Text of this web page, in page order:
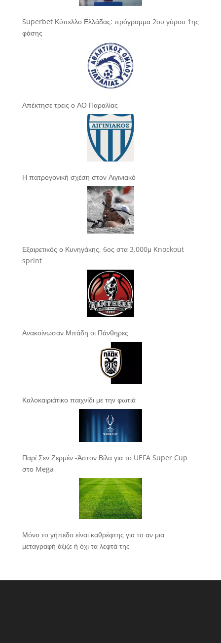
Superbet Κύπελλο Ελλάδας: πρόγραμμα 2ου γύρου 1ης
φάσης
Απέκτησε τρεις ο ΑΟ Παραλίας
Η πατρογονική σχέση στον Αιγινιακό
Εξαιρετικός ο Κυνηγάκης, 6ος στα 3.000μ Knockout
sprint
Ανακοίνωσαν Μπάδη οι Πάνθηρες
Καλοκαιριάτικο παιχνίδι με την φωτιά
Παρί Σεν Ζερμέν -Άστον Βίλα για το UEFA Super Cup
στο Mega
Μόνο το γήπεδο είναι καθρέφτης για το αν μια
μεταγραφή άξιζε ή όχι τα λεφτά της